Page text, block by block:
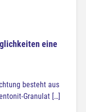
eine
besteht aus
Granulat […]